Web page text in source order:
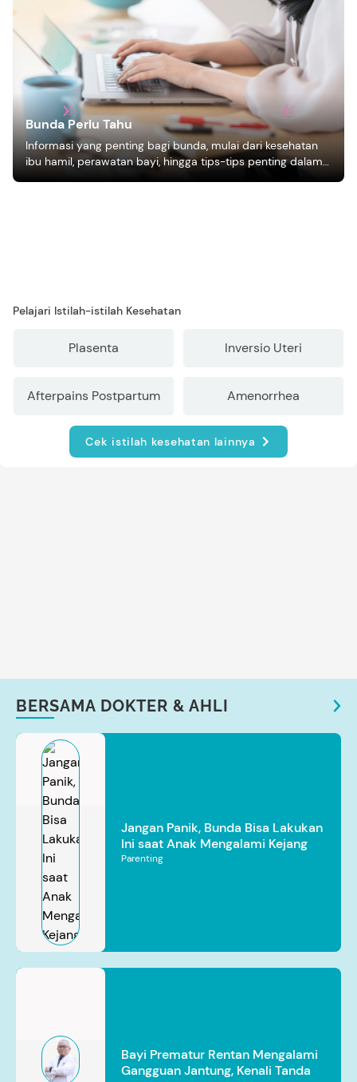
Bunda Perlu Tahu
Informasi yang penting bagi bunda, mulai dari kesehatan
ibu hamil, perawatan bayi, hingga tips-tips penting dalam
mengasuh anak
Pelajari Istilah-istilah Kesehatan
Plasenta Inversio Uteri
Afterpains Postpartum Amenorrhea
Cek istilah kesehatan lainnya
BERSAMA DOKTER & AHLI
Jangan Panik, Bunda Bisa Lakukan
Ini saat Anak Mengalami Kejang
Parenting
Bayi Prematur Rentan Mengalami
Gangguan Jantung, Kenali Tanda